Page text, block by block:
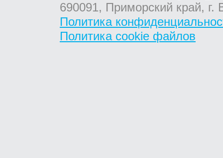
690091, Приморский край,
Политика
Политика cookie файлов